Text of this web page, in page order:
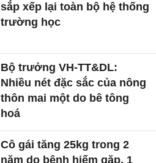
sắp xếp lại toàn bộ hệ thống
trường học
Bộ trưởng VH-TT&DL:
Nhiều nét đặc sắc của nông
thôn mai một do bê tông
hoá
Cô gái tăng 25kg trong 2
năm do bệnh hiếm gặp, 1